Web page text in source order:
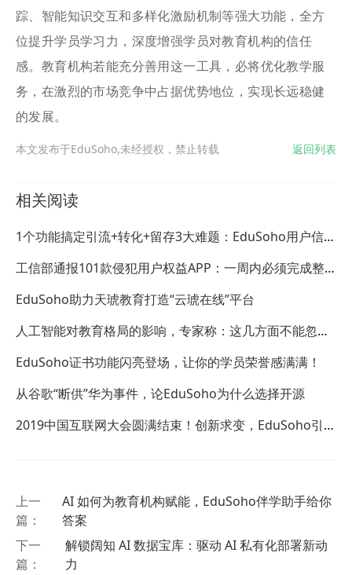
踪、智能知识交互和多样化激励机制等强大功能，全方
位提升学员学习力，深度增强学员对教育机构的信任
感。教育机构若能充分善用这一工具，必将优化教学服
务，在激烈的市场竞争中占据优势地位，实现长远稳健
的发展。
本文发布于EduSoho,未经授权，禁止转载 返回列表
相关阅读
1个功能搞定引流+转化+留存3大难题：EduSoho用户信息
工信部通报101款侵犯用户权益APP：一周内必须完成整
EduSoho助力天琥教育打造“云琥在线”平台
人工智能对教育格局的影响，专家称：这几方面不能忽
EduSoho证书功能闪亮登场，让你的学员荣誉感满满！
从谷歌“断供”华为事件，论EduSoho为什么选择开源
2019中国互联网大会圆满结束！创新求变，EduSoho引领
上一
篇：
AI 如何为教育机构赋能，EduSoho伴学助手给你
答案
下一
篇：
解锁阔知 AI 数据宝库：驱动 AI 私有化部署新动
力